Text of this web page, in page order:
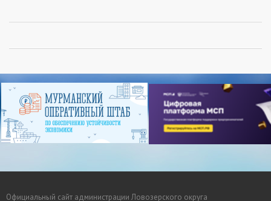
Официальный сайт администрации Ловозерского округа